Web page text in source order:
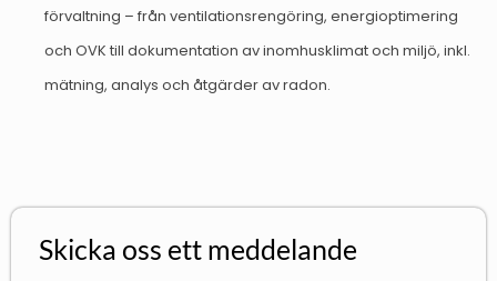
förvaltning – från ventilationsrengöring, energioptimering
och OVK till dokumentation av inomhusklimat och miljö, inkl.
mätning, analys och åtgärder av radon.
Skicka oss ett meddelande